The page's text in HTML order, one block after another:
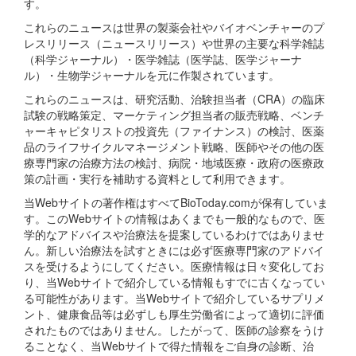
す。
これらのニュースは世界の製薬会社やバイオベンチャーのプ
レスリリース（ニュースリリース）や世界の主要な科学雑誌
（科学ジャーナル）・医学雑誌（医学誌、医学ジャーナ
ル）・生物学ジャーナルを元に作製されています。
これらのニュースは、研究活動、治験担当者（CRA）の臨床
試験の戦略策定、マーケティング担当者の販売戦略、ベンチ
ャーキャピタリストの投資先（ファイナンス）の検討、医薬
品のライフサイクルマネージメント戦略、医師やその他の医
療専門家の治療方法の検討、病院・地域医療・政府の医療政
策の計画・実行を補助する資料として利用できます。
当Webサイトの著作権はすべてBioToday.comが保有していま
す。このWebサイトの情報はあくまでも一般的なもので、医
学的なアドバイスや治療法を提案しているわけではありませ
ん。新しい治療法を試すときには必ず医療専門家のアドバイ
スを受けるようにしてください。医療情報は日々変化してお
り、当Webサイトで紹介している情報もすでに古くなってい
る可能性があります。当Webサイトで紹介しているサプリメ
ント、健康食品等は必ずしも厚生労働省によって適切に評価
されたものではありません。したがって、医師の診察をうけ
ることなく、当Webサイトで得た情報をご自身の診断、治